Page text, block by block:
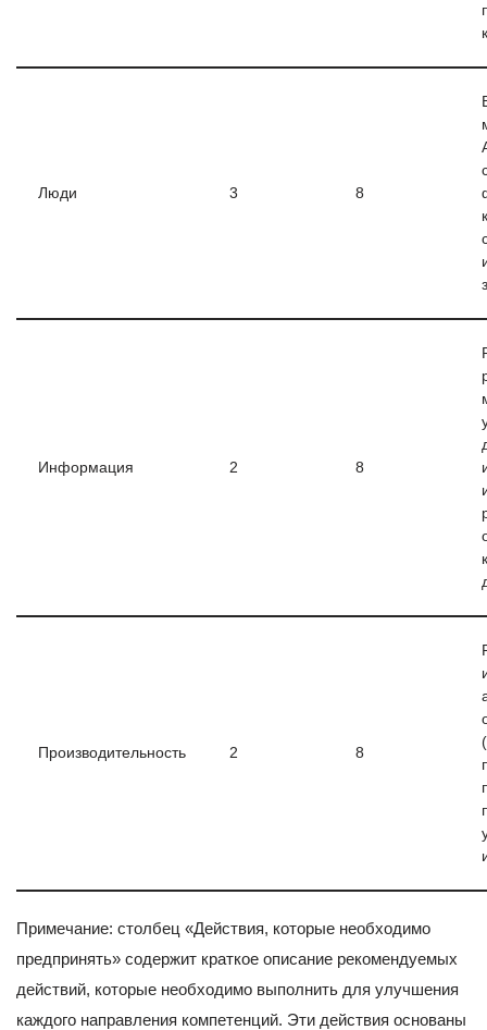
Люди 3 8
Информация 2 8
Производительность 2 8
Примечание: столбец «Действия, которые необходимо
предпринять» содержит краткое описание рекомендуемых
действий, которые необходимо выполнить для улучшения
каждого направления компетенций. Эти действия основаны